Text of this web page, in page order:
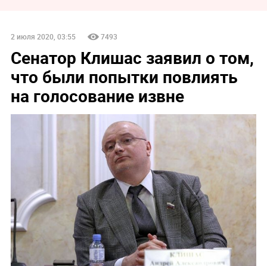
2 июля 2020, 03:55 7493
Сенатор Клишас заявил о том,
что были попытки повлиять
на голосование извне